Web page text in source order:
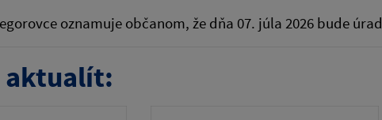
oznamuje občanom, že dňa 07. júla 2026 bude úrad
aktualít: